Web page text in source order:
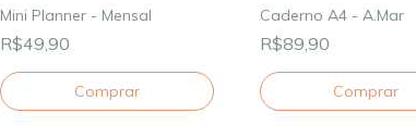
Mini Planner - Mensal
R$49,90
Comprar
Caderno A4 - A.Mar
R$89,90
Comprar